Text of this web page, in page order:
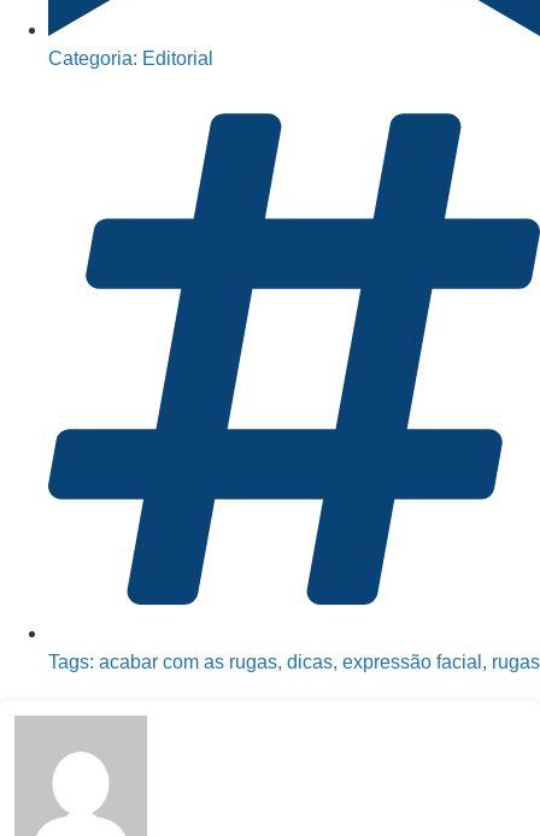
Categoria: Editorial
Tags: acabar com as rugas, dicas, expressão facial , rugas